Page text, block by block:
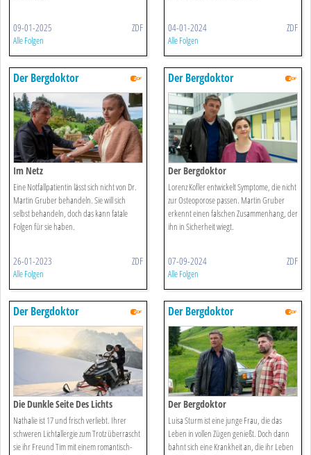
09-01-2025 ZDF
Alle Folgen
04-01-2024 ZDF
Alle Folgen
Der Bergdoktor
Im Netz
Eine Notfallpatientin lässt sich nicht von Dr.
Martin Gruber behandeln. Sie will sich
selbst behandeln, doch das kann fatale
Folgen für sie haben.
26-01-2023 ZDF
Alle Folgen
Der Bergdoktor
Der Bergdoktor
Lorenz Kofler entwickelt Symptome, die nicht
zur Osteoporose passen. Martin Gruber
erkennt einen falschen Zusammenhang, der
ihn in Sicherheit wiegt.
07-09-2024 ZDF
Alle Folgen
Der Bergdoktor
Die Dunkle Seite Des Lichts
Nathalie ist 17 und frisch verliebt. Ihrer
schweren Lichtallergie zum Trotz überrascht
sie ihr Freund Tim mit einem romantisch-
Der Bergdoktor
Der Bergdoktor
Luisa Sturm ist eine junge Frau, die das
Leben in vollen Zügen genießt. Doch dann
bahnt sich eine Krankheit an, die ihr Leben